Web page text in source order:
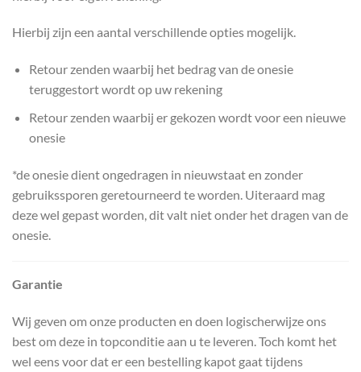
Hierbij zijn een aantal verschillende opties mogelijk.
Retour zenden waarbij het bedrag van de onesie
teruggestort wordt op uw rekening
Retour zenden waarbij er gekozen wordt voor een nieuwe
onesie
*de onesie dient ongedragen in nieuwstaat en zonder
gebruikssporen geretourneerd te worden. Uiteraard mag
deze wel gepast worden, dit valt niet onder het dragen van de
onesie.
Garantie
Wij geven om onze producten en doen logischerwijze ons
best om deze in topconditie aan u te leveren. Toch komt het
wel eens voor dat er een bestelling kapot gaat tijdens